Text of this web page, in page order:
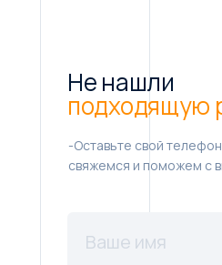
Не нашли
подходящую
-Оставьте свой
свяжемся и поможем с